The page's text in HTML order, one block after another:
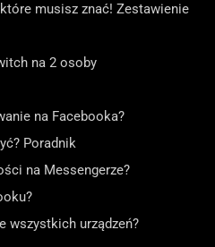
musisz znać! Zestawienie
na 2 osoby
na Facebooka?
Poradnik
na Messengerze?
wszystkich urządzeń?